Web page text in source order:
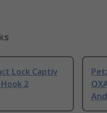
Lock Captiv
2